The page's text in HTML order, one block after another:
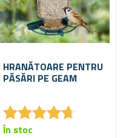
HRANĂTOARE PENTRU
PĂSĂRI PE GEAM
★★★★★
★★★★★
În stoc